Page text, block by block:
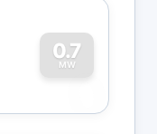
0.7
MW
0